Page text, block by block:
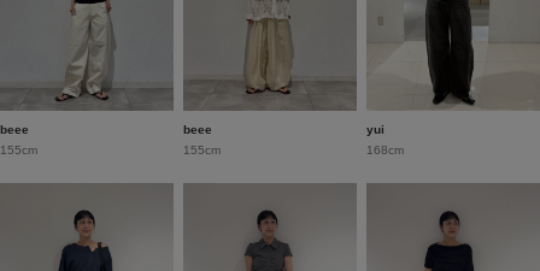
beee
155cm
beee
155cm
yui
168cm